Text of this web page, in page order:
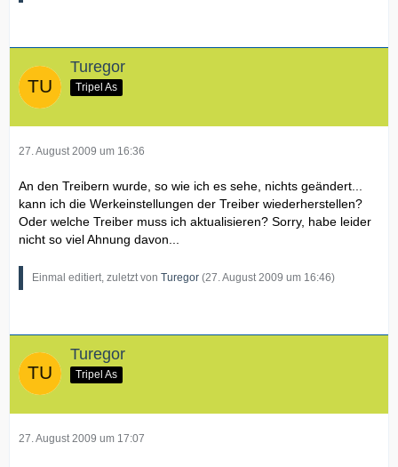
Turegor
Tripel As
27. August 2009 um 16:36
An den Treibern wurde, so wie ich es sehe, nichts geändert...
kann ich die Werkeinstellungen der Treiber wiederherstellen?
Oder welche Treiber muss ich aktualisieren? Sorry, habe leider
nicht so viel Ahnung davon...
Einmal editiert, zuletzt von Turegor (27. August 2009 um 16:46)
Turegor
Tripel As
27. August 2009 um 17:07